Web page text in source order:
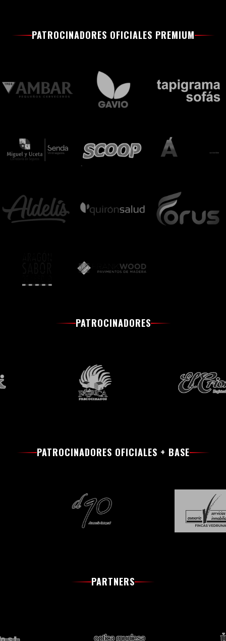
PATROCINADORES OFICIALES PREMIUM
PATROCINADORES
PATROCINADORES OFICIALES + BASE
PARTNERS